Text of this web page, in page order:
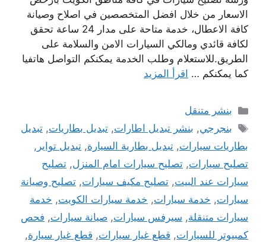
الاسعار من خلال افضل المتخصصين في اصلاح وصيانة
كافة الاعطال، خدمة متاحة على مدار 24 ساعة تحقق
لكافة قائدي ومالكي السيارات الامن والسلامة على
الطريق.للاستعلام وطلب الخدمة يمكنكم التواصل هاتفيا
كما يمكنكم … اقرأ المزيد
التصنيفات
بنشر متنقل
الوسوم
بنجرجي, بنشر تبديل اطارات,تبديل بطاريات,تبديل
بطاريات سيارات, تبديل بطارية السيارة, تبديل تواير ,
تصليح سيارات, تصليح سيارات امام المنزل, تصليح
سيارات عند البيت, تصليح مكيف سيارات, تصليح وصيانة
سيارات, خدمة سيارات, خدمة سيارات الكويت, خدمة
سيارات متنقلة, سيرفس سيارات, صيانة سيارات, فحص
كمبيوتر للسيارات, قطع غيار سيارات, قطع غيار سيارة,